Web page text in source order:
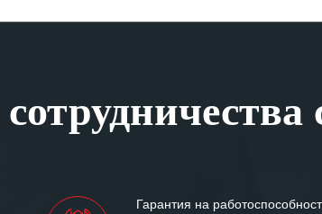
Гарантия на